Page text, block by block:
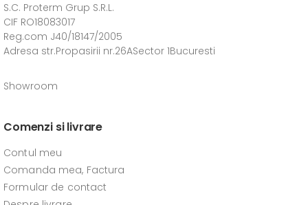
S.C. Proterm Grup S.R.L.
CIF RO18083017
Reg.com J40/18147/2005
Adresa str.Propasirii nr.26ASector 1Bucuresti
Showroom
Comenzi si livrare
Contul meu
Comanda mea, Factura
Formular de contact